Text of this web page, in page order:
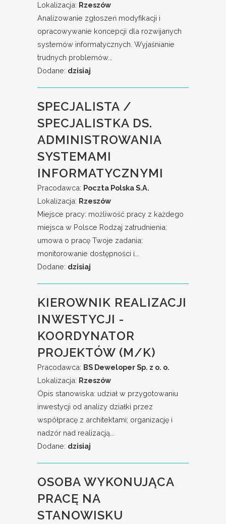
Lokalizacja: Rzeszów
Analizowanie zgłoszeń modyfikacji i
opracowywanie koncepcji dla rozwijanych
systemów informatycznych. Wyjaśnianie
trudnych problemów...
Dodane: dzisiaj
SPECJALISTA /
SPECJALISTKA DS.
ADMINISTROWANIA
SYSTEMAMI
INFORMATYCZNYMI
Pracodawca: Poczta Polska S.A.
Lokalizacja: Rzeszów
Miejsce pracy: możliwość pracy z każdego
miejsca w Polsce​ Rodzaj zatrudnienia:
umowa o pracę Twoje zadania:
monitorowanie dostępności i...
Dodane: dzisiaj
KIEROWNIK REALIZACJI
INWESTYCJI -
KOORDYNATOR
PROJEKTÓW (M/K)
Pracodawca: BS Deweloper Sp. z o. o.
Lokalizacja: Rzeszów
Opis stanowiska: udział w przygotowaniu
inwestycji od analizy działki przez
współpracę z architektami; organizację i
nadzór nad realizacją...
Dodane: dzisiaj
OSOBA WYKONUJĄCA
PRACĘ NA
STANOWISKU